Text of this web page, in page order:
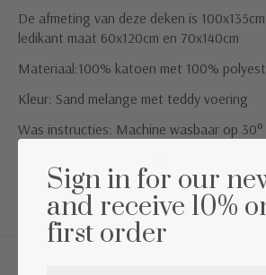
De afmeting van deze deken is
ledikant maat 60x120cm en 70x140cm
Materiaal:100% katoen met 100%
Kleur: Sand melange met teddy voering
Was instructies: Machine wasbaar op
de 16°C-19°C)
Sign in for our
and receive 10%
first order